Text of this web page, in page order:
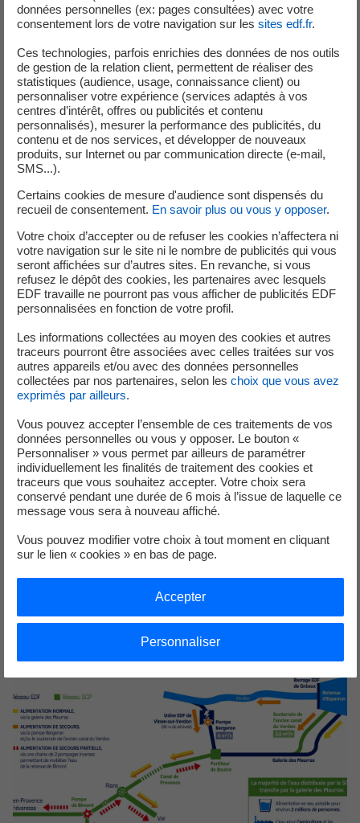
une nouvelle station de pompage flottante mise en place
sur le lac d’Esparron. (créé par le barrage de Gréoux sur le
2 - La mobilisation de la chaine de 3 pompages : la
turbine-pompe de Bimont, complétée des pompages
inverses de Saint-Estève et Rians.
Ce dispositif de sécurisation supplémentaire permet de
solliciter, grâce à un système de pompage inverse, l’eau de
la retenue de Bimont pour alimenter si besoin les
territoires du Var et du pays aixois.
Ces deux solutions de secours complémentaires
permettent de répondre aux besoins en eau des
territoires desservis par la concession régionale du canal
de Provence.
données personnelles (ex: pages consultées) avec votre
consentement lors de votre navigation sur les sites edf.fr.
Ces technologies, parfois enrichies des données de nos outils
de gestion de la relation client, permettent de réaliser des
statistiques (audience, usage, connaissance client) ou
personnaliser votre expérience (services adaptés à vos
centres d’intérêt, offres ou publicités et contenu
personnalisés), mesurer la performance des publicités, du
contenu et de nos services, et développer de nouveaux
produits, sur Internet ou par communication directe (e-mail,
SMS...).
Certains cookies de mesure d'audience sont dispensés du
recueil de consentement. En savoir plus ou vous y opposer.
Votre choix d’accepter ou de refuser les cookies n’affectera ni
votre navigation sur le site ni le nombre de publicités qui vous
seront affichées sur d’autres sites. En revanche, si vous
refusez le dépôt des cookies, les partenaires avec lesquels
EDF travaille ne pourront pas vous afficher de publicités EDF
personnalisées en fonction de votre profil.
Les informations collectées au moyen des cookies et autres
traceurs pourront être associées avec celles traitées sur vos
autres appareils et/ou avec des données personnelles
collectées par nos partenaires, selon les choix que vous avez
exprimés par ailleurs.
Vous pouvez accepter l’ensemble de ces traitements de vos
données personnelles ou vous y opposer. Le bouton «
Personnaliser » vous permet par ailleurs de paramétrer
individuellement les finalités de traitement des cookies et
traceurs que vous souhaitez accepter. Votre choix sera
conservé pendant une durée de 6 mois à l’issue de laquelle ce
message vous sera à nouveau affiché.
Vous pouvez modifier votre choix à tout moment en cliquant
sur le lien « cookies » en bas de page.
Personnaliser
Accepter